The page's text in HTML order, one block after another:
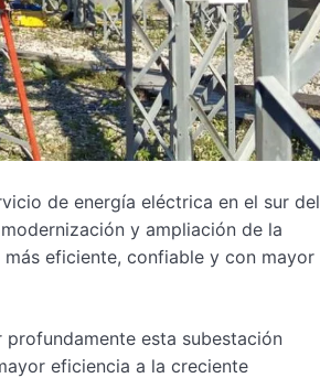
de energía eléctrica en el sur del
y ampliación de la
eficiente, confiable y con mayor
esta subestación
eficiencia a la creciente